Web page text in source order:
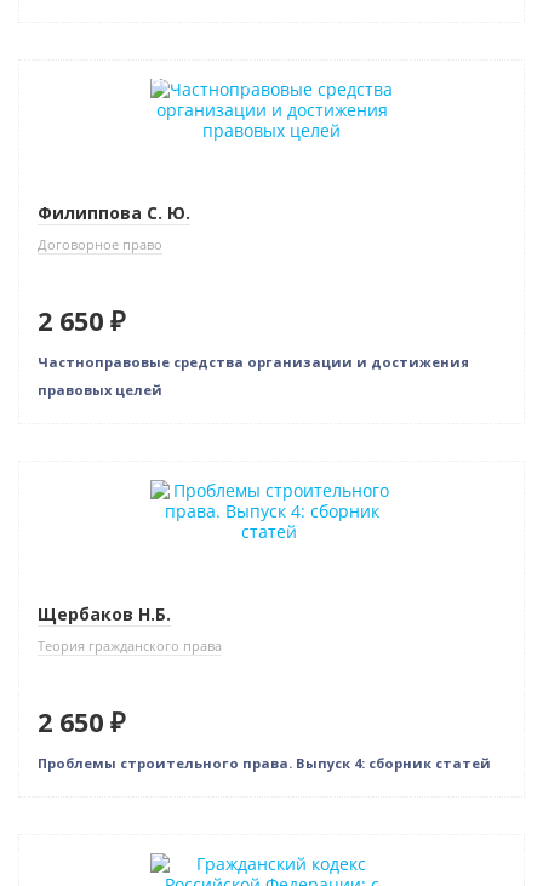
Индивидуальный подход
Филиппова С. Ю.
Договорное право
2 650 ₽
Частноправовые средства организации и достижения
правовых целей
Щербаков Н.Б.
Теория гражданского права
2 650 ₽
Проблемы строительного права. Выпуск 4: сборник статей